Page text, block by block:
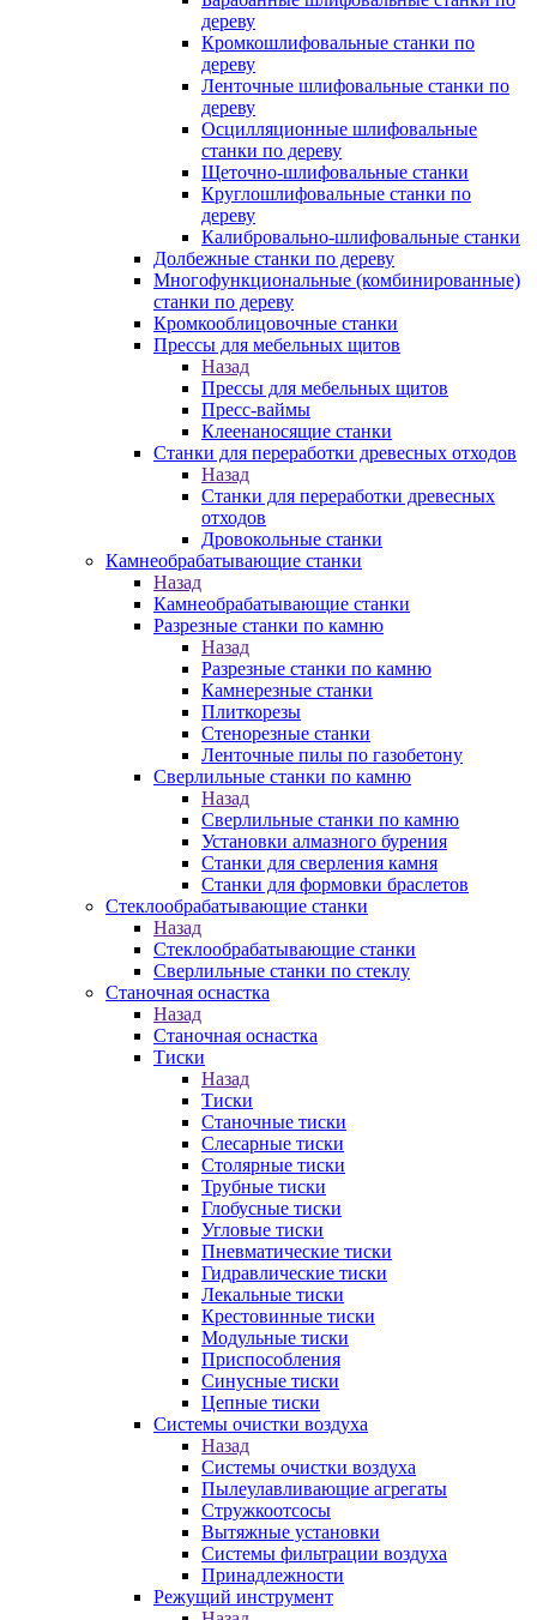
дереву
Кромкошлифовальные станки по
дереву
Ленточные шлифовальные станки по
дереву
Осцилляционные шлифовальные
станки по дереву
Щеточно-шлифовальные станки
Круглошлифовальные станки по
дереву
Калибровально-шлифовальные станки
Долбежные станки по дереву
Многофункциональные (комбинированные)
станки по дереву
Кромкооблицовочные станки
Прессы для мебельных щитов
Назад
Прессы для мебельных щитов
Пресс-ваймы
Клеенаносящие станки
Станки для переработки древесных отходов
Назад
Станки для переработки древесных
отходов
Дровокольные станки
Камнеобрабатывающие станки
Назад
Камнеобрабатывающие станки
Разрезные станки по камню
Назад
Разрезные станки по камню
Камнерезные станки
Плиткорезы
Стенорезные станки
Ленточные пилы по газобетону
Сверлильные станки по камню
Назад
Сверлильные станки по камню
Установки алмазного бурения
Станки для сверления камня
Станки для формовки браслетов
Стеклообрабатывающие станки
Назад
Стеклообрабатывающие станки
Сверлильные станки по стеклу
Станочная оснастка
Назад
Станочная оснастка
Тиски
Назад
Тиски
Станочные тиски
Слесарные тиски
Столярные тиски
Трубные тиски
Глобусные тиски
Угловые тиски
Пневматические тиски
Гидравлические тиски
Лекальные тиски
Крестовинные тиски
Модульные тиски
Приспособления
Синусные тиски
Цепные тиски
Системы очистки воздуха
Назад
Системы очистки воздуха
Пылеулавливающие агрегаты
Стружкоотсосы
Вытяжные установки
Системы фильтрации воздуха
Принадлежности
Режущий инструмент